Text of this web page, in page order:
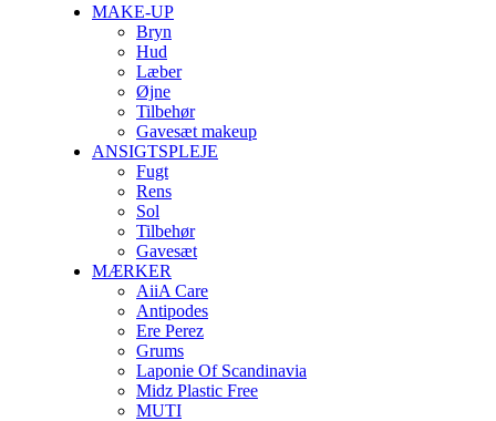
Close
MAKE-UP
Bryn
Hud
Læber
Øjne
Tilbehør
Gavesæt makeup
ANSIGTSPLEJE
Fugt
Rens
Sol
Tilbehør
Gavesæt
MÆRKER
AiiA Care
Antipodes
Ere Perez
Grums
Laponie Of Scandinavia
Midz Plastic Free
MUTI